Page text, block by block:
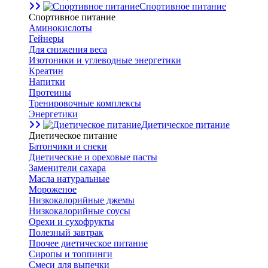
Спортивное питание
Спортивное питание
Аминокислоты
Гейнеры
Для снижения веса
Изотоники и углеводные энергетики
Креатин
Напитки
Протеины
Тренировочные комплексы
Энергетики
Диетическое питание
Диетическое питание
Батончики и снеки
Диетические и ореховые пасты
Заменители сахара
Масла натуральные
Мороженое
Низкокалорийные джемы
Низкокалорийные соусы
Орехи и сухофрукты
Полезный завтрак
Прочее диетическое питание
Сиропы и топпинги
Смеси для выпечки